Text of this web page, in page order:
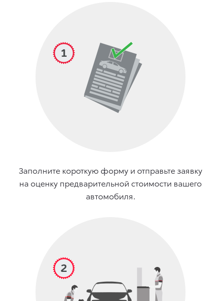
Заполните короткую форму и отправьте заявку
на оценку предварительной стоимости вашего
автомобиля.